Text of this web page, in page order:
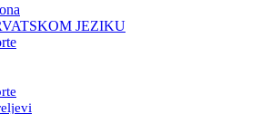
JEZIKU